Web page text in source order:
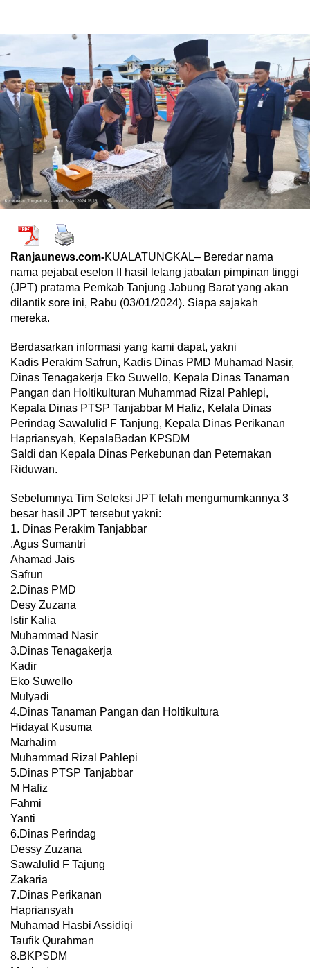
Ranjaunews.com-KUALATUNGKAL– Beredar nama
nama pejabat eselon II hasil lelang jabatan pimpinan tinggi
(JPT) pratama Pemkab Tanjung Jabung Barat yang akan
dilantik sore ini, Rabu (03/01/2024). Siapa sajakah
mereka.
Berdasarkan informasi yang kami dapat, yakni
Kadis Perakim Safrun, Kadis Dinas PMD Muhamad Nasir,
Dinas Tenagakerja Eko Suwello, Kepala Dinas Tanaman
Pangan dan Holtikulturan Muhammad Rizal Pahlepi,
Kepala Dinas PTSP Tanjabbar M Hafiz, Kelala Dinas
Perindag Sawalulid F Tanjung, Kepala Dinas Perikanan
Hapriansyah, KepalaBadan KPSDM
Saldi dan Kepala Dinas Perkebunan dan Peternakan
Riduwan.
Sebelumnya Tim Seleksi JPT telah mengumumkannya 3
besar hasil JPT tersebut yakni:
1. Dinas Perakim Tanjabbar
.Agus Sumantri
Ahamad Jais
Safrun
2.Dinas PMD
Desy Zuzana
Istir Kalia
Muhammad Nasir
3.Dinas Tenagakerja
Kadir
Eko Suwello
Mulyadi
4.Dinas Tanaman Pangan dan Holtikultura
Hidayat Kusuma
Marhalim
Muhammad Rizal Pahlepi
5.Dinas PTSP Tanjabbar
M Hafiz
Fahmi
Yanti
6.Dinas Perindag
Dessy Zuzana
Sawalulid F Tajung
Zakaria
7.Dinas Perikanan
Hapriansyah
Muhamad Hasbi Assidiqi
Taufik Qurahman
8.BKPSDM